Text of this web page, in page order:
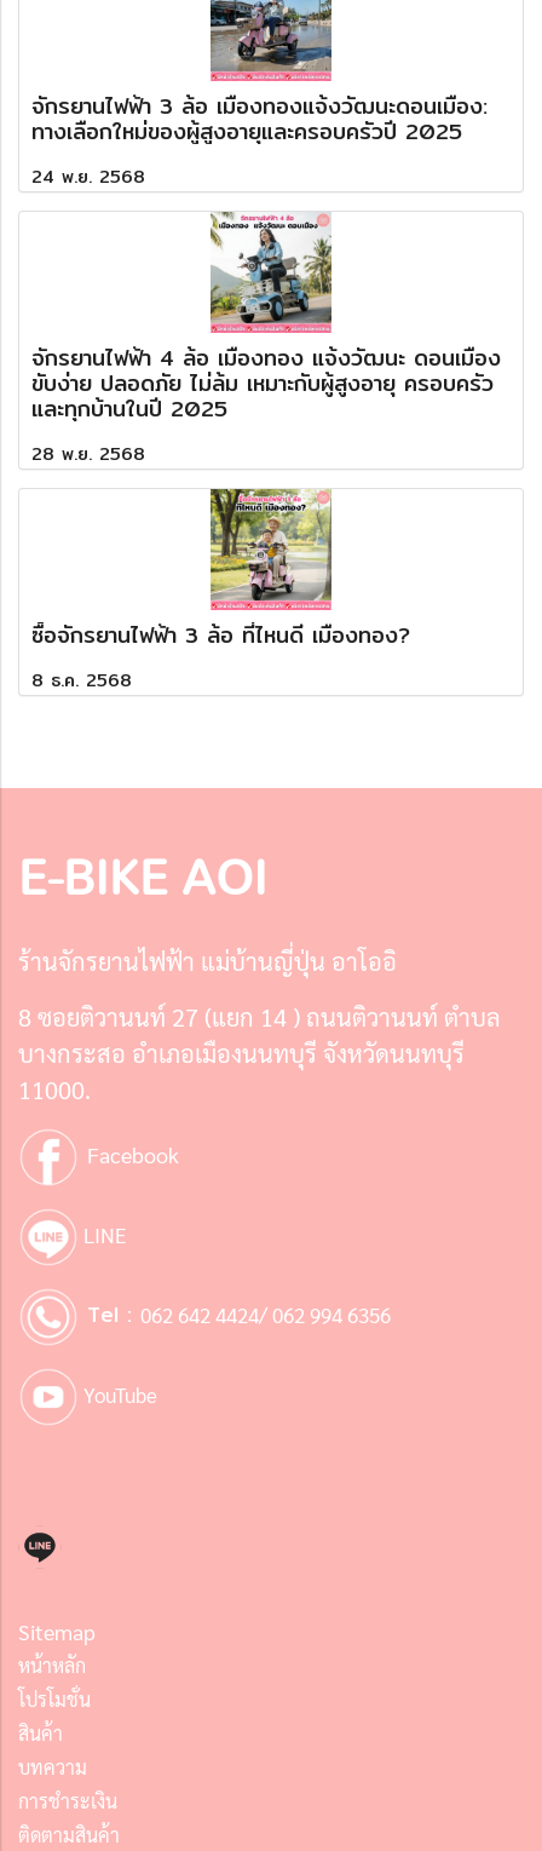
จักรยานไฟฟ้า 3 ล้อ เมืองทองแจ้งวัฒนะดอนเมือง:
ทางเลือกใหม่ของผู้สูงอายุและครอบครัวปี 2025
24 พ.ย. 2568
จักรยานไฟฟ้า 4 ล้อ เมืองทอง แจ้งวัฒนะ ดอนเมือง
ขับง่าย ปลอดภัย ไม่ล้ม เหมาะกับผู้สูงอายุ ครอบครัว
และทุกบ้านในปี 2025
28 พ.ย. 2568
ซื้อจักรยานไฟฟ้า 3 ล้อ ที่ไหนดี เมืองทอง?
8 ธ.ค. 2568
E-BIKE AOI
ร้านจักรยานไฟฟ้า แม่บ้านญี่ปุ่น อาโออิ
8 ซอยติวานนท์ 27 (แยก 14 ) ถนนติวานนท์ ตำบล
บางกระสอ อำเภอเมืองนนทบุรี จังหวัดนนทบุรี
11000.
Facebook
LINE
Tel : 062 642 4424/ 062 994 6356
YouTube
Sitemap
หน้าหลัก
โปรโมชั่น
สินค้า
บทความ
การชำระเงิน
ติดตามสินค้า